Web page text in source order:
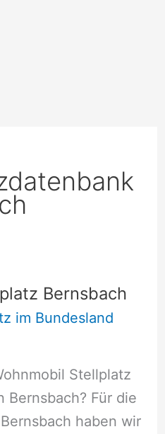
Bernsbach
im Bundesland
Stellplatz
Bernsbach? Für die
haben wir